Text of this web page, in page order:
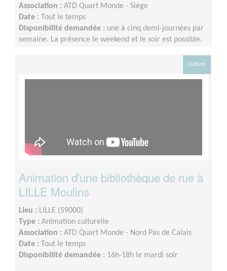
Association : ATD Quart Monde - Siège
Date : Tout le temps
Disponibilité demandée : une à cinq demi-journées par
semaine. La présence le weekend et le soir est possible.
Culture
Animation d'une bibliothèque de rue à
LILLE Moulins
Lieu : LILLE (59000)
Type : Animation culturelle
Association : ATD Quart Monde - Nord Pas de Calais
Date : Tout le temps
Disponibilité demandée : 16h-18h le mardi soir